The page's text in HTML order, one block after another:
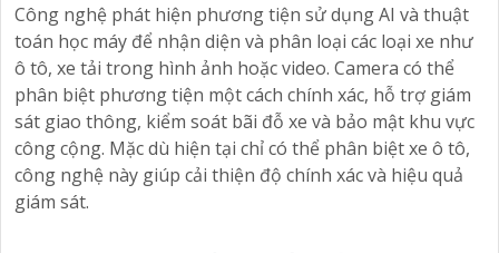
1:Camera Dahua là một thương hiệu nổi tiếng về sản
phẩm an ninh và giám sát.⚒2: Để Hoàn toàn tin cậy
mua Camera Dahua chính hãng, bạn nên mua từ các
cửa hàng uy tín hoặc các đại lý chính thức của Dahua.☄️
3:Mức giá của Camera Dahua có thể thay đổi tùy vào
model và chức năng của camera. Bạn nên tìm hiểu kỹ
trước khi đầu tư.🎖️4: Chất lượng của Camera Dahua
được đánh giá cao với độ phân giải cao, tính năng
Công nghệ phát hiện phương tiện sử dụng AI và thuật
toán học máy để nhận diện và phân loại các loại xe như
ô tô, xe tải trong hình ảnh hoặc video. Camera có thể
phân biệt phương tiện một cách chính xác, hỗ trợ giám
sát giao thông, kiểm soát bãi đỗ xe và bảo mật khu vực
công cộng. Mặc dù hiện tại chỉ có thể phân biệt xe ô tô,
công nghệ này giúp cải thiện độ chính xác và hiệu quả
giám sát.